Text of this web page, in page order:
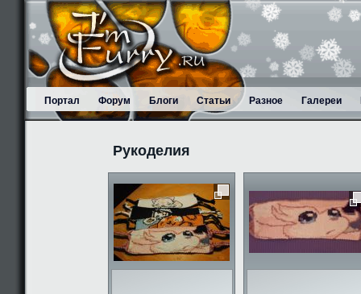
Портал Форум Блоги Статьи Разное Галереи
Рукоделия